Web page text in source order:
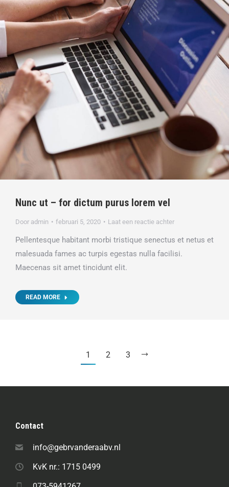
Nunc ut – for dictum purus lorem vel
Door admin februari 5, 2020 Laat een reactie achter
Pellentesque habitant morbi tristique senectus et netus et
malesuada fames ac turpis egestas nulla facilisi.
Maecenas sit amet tincidunt elit.
READ MORE
1 2 3
Contact
info@gebrvanderaabv.nl
KvK nr.: 1715 0499